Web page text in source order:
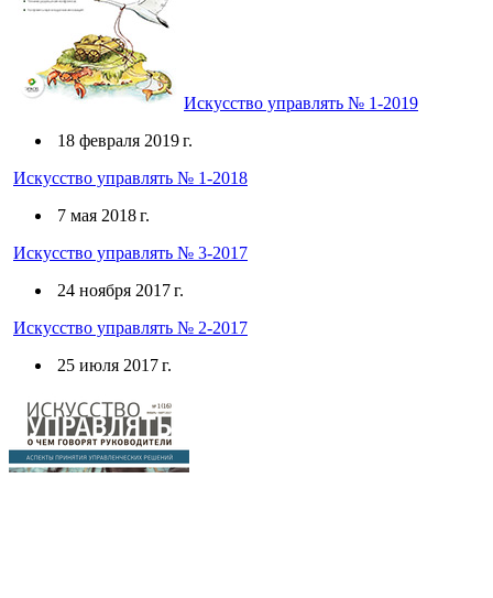
Искусство управлять № 1-2019
18 февраля 2019 г.
Искусство управлять № 1-2018
7 мая 2018 г.
Искусство управлять № 3-2017
24 ноября 2017 г.
Искусство управлять № 2-2017
25 июля 2017 г.